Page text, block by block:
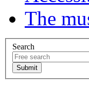
The
Search